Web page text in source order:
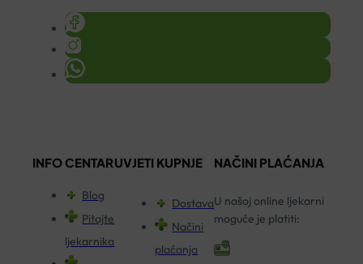
INFO CENTAR
Blog
Pitajte
ljekarnika
UVJETI KUPNJE
Dostava
Načini
plaćanja
NAČINI PLAĆANJA
U našoj online ljekarni
moguće je platiti: